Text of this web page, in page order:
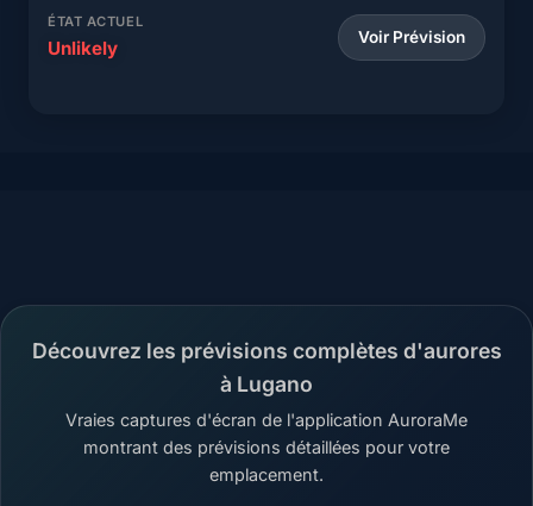
ÉTAT ACTUEL
Unlikely Voir Prévision
Découvrez les prévisions complètes d'aurores
à Lugano
Vraies captures d'écran de l'application AuroraMe
montrant des prévisions détaillées pour votre
emplacement.